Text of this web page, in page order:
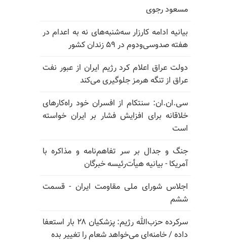
مسعود رجوی
بیانیه ادامه کارزار سه‌شنبه‌های نه به اعدام در
هفته صدوسی‌و‌دوم در ۵۹ زندان کشور
دولت عراق اعلام کرد رژیم ایران از عبور نفت
عراق از تنگه هرمز جلوگیری می‌کند
سی.ان.ان: سنتکام از افسران خود راه‌کارهای
خلاقانه برای افزایش فشار بر ایران خواسته
است
جنگ و جدال بر سر تفاهم‌نامه و مذاکره با
آمریکا - بیانیه هیأت‌رئیسه خبرگان
اجلاس شورای ملی مقاومت ایران - قسمت
ششم
سرکرده حزب‌الله رژیم: پزشکیان ۲۸ بار استعفا
داده / خامنه‌ای می‌خواهد شعام را تغییر بده